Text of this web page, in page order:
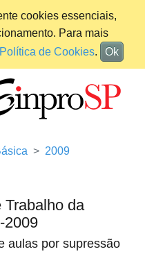
cookies essenciais,
Para mais
Política de Cookies. Ok
2009
Trabalho da
2009
aulas por supressão